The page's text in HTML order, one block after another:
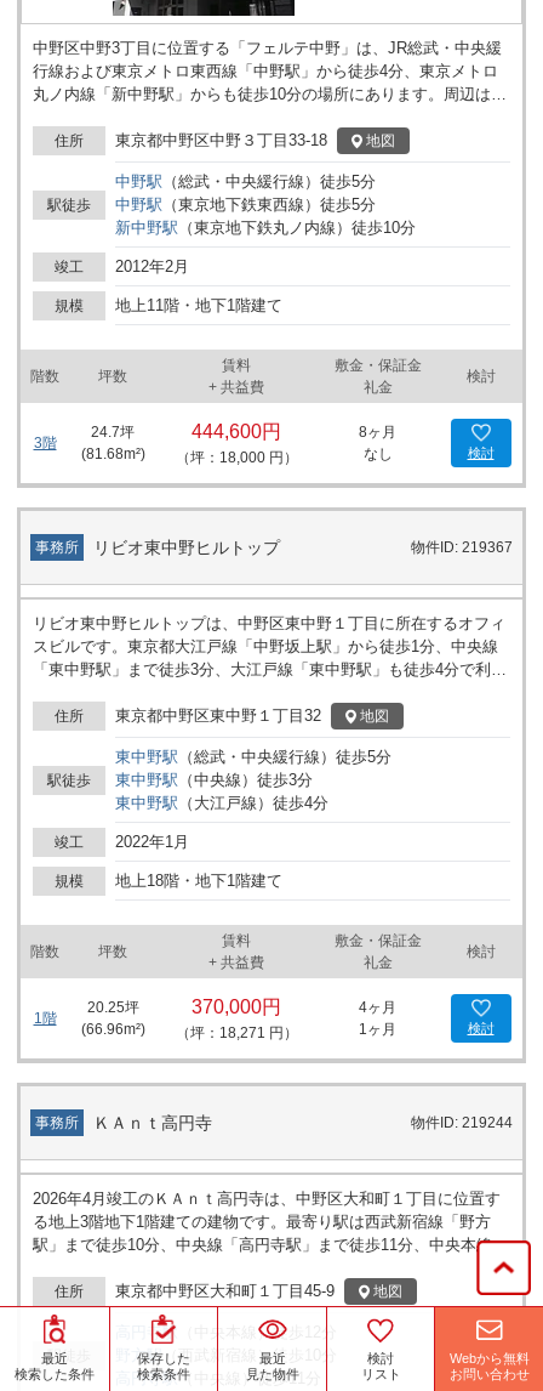
最近
検索した条件
保存した
検索条件
最近
見た物件
検討
リスト
Webから無料
お問い合わせ
中野区中野3丁目に位置する「フェルテ中野」は、JR総武・中央緩
行線および東京メトロ東西線「中野駅」から徒歩4分、東京メトロ
丸ノ内線「新中野駅」からも徒歩10分の場所にあります。周辺は、
事業活動の拠点として利用を検討できる環境です。 建物は地上11
階・地下1階構造となっており、エレベーターを1基備えています。
機械警備やオートロックによる入退館管理が導入されているため、
関係者のみが安心して利用できる仕様です。SOHOやマンションタ
イプとしても利用できる点が特徴で、事務所用途以外にも住居兼用
や小規模オフィスとしての利用も想定されています。また、新耐震
基準に対応しているため、建物構造についても一定の基準を満たし
ています。 建物の規模や仕様から、個人事業主や小規模法人の拠
点、あるいは住居兼事務所としての利用を検討される方にも利用イ
メージがしやすい物件です。詳細はお問い合わせください。
住所 東京都中野区中野３丁目33-18 地図
駅徒歩
中野駅 （総武・中央緩行線 ） 徒歩5分
中野駅 （東京地下鉄東西線 ） 徒歩5分
新中野駅 （東京地下鉄丸ノ内線 ） 徒歩10分
竣工 2012年2月
規模 地上11階・地下1階建て
階数 坪数
賃料
+ 共益費
敷金・保証金
礼金
検討
3階
24.7坪
(81.68m²)
444,600円
（坪：18,000 円）
8ヶ月
なし
検討
事務所 リビオ東中野ヒルトップ 物件ID: 219367
リビオ東中野ヒルトップは、中野区東中野１丁目に所在するオフィ
スビルです。東京都大江戸線「中野坂上駅」から徒歩1分、中央線
「東中野駅」まで徒歩3分、大江戸線「東中野駅」も徒歩4分で利用
所物件です。
住所 東京都中野区東中野１丁目32 地図
駅徒歩
東中野駅 （総武・中央緩行線 ） 徒歩5分
東中野駅 （中央線 ） 徒歩3分
東中野駅 （ 大江戸線 ） 徒歩4分
竣工 2022年1月
規模 地上18階・地下1階建て
階数 坪数
賃料
+ 共益費
敷金・保証金
礼金
検討
1階
20.25坪
(66.96m²)
370,000円
（坪：18,271 円）
4ヶ月
1ヶ月
検討
事務所 ＫＡｎｔ高円寺 物件ID: 219244
2026年4月竣工のＫＡｎｔ高円寺は、中野区大和町１丁目に位置す
る地上3階地下1階建ての建物です。最寄り駅は西武新宿線「野方
駅」まで徒歩10分、中央線「高円寺駅」まで徒歩11分、中央本線
「高円寺駅」まで徒歩12分の立地です。館内設備として、管理人常
駐、光ファイバーが備えられています。SOHOやマンションとして
の利用もご相談いただけます。
住所 東京都中野区大和町１丁目45-9 地図
駅徒歩
高円寺駅 ）徒歩
野方駅（西武新宿線 ）徒歩
高円寺駅（ ）徒歩11